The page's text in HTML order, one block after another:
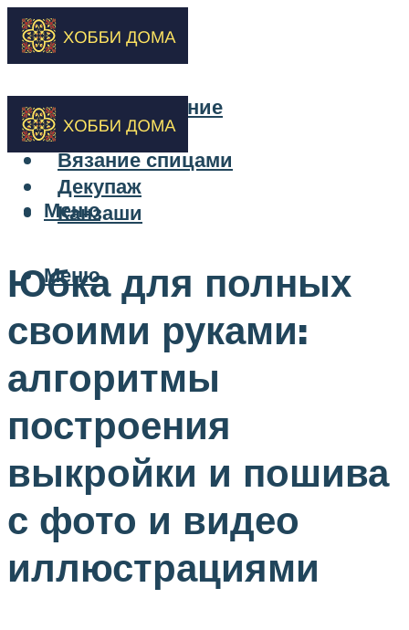
Бисероплетение
Вышивка
Вязание спицами
Декупаж
Канзаши
Меню
Меню
Юбка для полных
своими руками:
алгоритмы
построения
выкройки и пошива
с фото и видео
иллюстрациями